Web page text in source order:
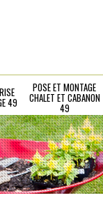
49
POSE ET MONTAGE
CHALET ET CABANON
49